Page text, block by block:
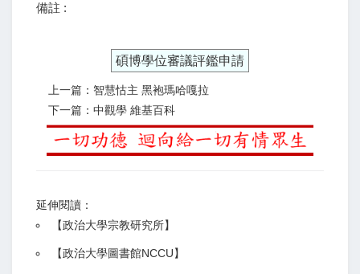
備註 :
碩博學位審議評鑑申請
上一篇：智慧怙主 黑袍瑪哈嘎拉
下一篇：中觀學 維基百科
延伸閱讀：
【政治大學宗教研究所】
【政治大學圖書館NCCU】